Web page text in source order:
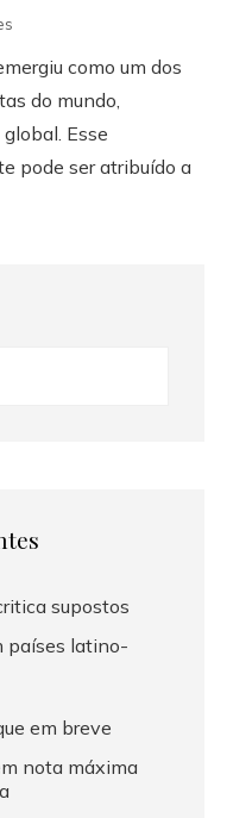
como um dos
do mundo,
Esse
pode ser atribuído a
supostos
países latino-
em breve
nota máxima